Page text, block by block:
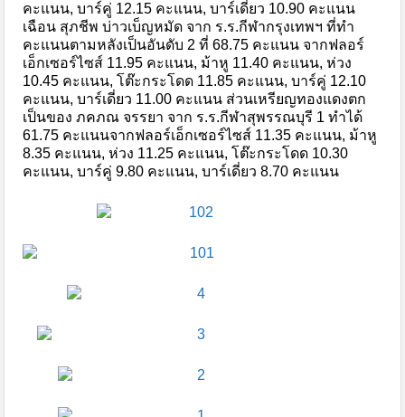
คะแนน, บาร์คู่ 12.15 คะแนน, บาร์เดี่ยว 10.90 คะแนน
เฉือน สุภชีพ บ่าวเบ็ญหมัด จาก ร.ร.กีฬากรุงเทพฯ ที่ทำ
คะแนนตามหลังเป็นอันดับ 2 ที่ 68.75 คะแนน จากฟลอร์
เอ็กเซอร์ไซส์ 11.95 คะแนน, ม้าหู 11.40 คะแนน, ห่วง
10.45 คะแนน, โต๊ะกระโดด 11.85 คะแนน, บาร์คู่ 12.10
คะแนน, บาร์เดี่ยว 11.00 คะแนน ส่วนเหรียญทองแดงตก
เป็นของ ภคภณ จรรยา จาก ร.ร.กีฬาสุพรรณบุรี 1 ทำได้
61.75 คะแนนจากฟลอร์เอ็กเซอร์ไซส์ 11.35 คะแนน, ม้าหู
8.35 คะแนน, ห่วง 11.25 คะแนน, โต๊ะกระโดด 10.30
คะแนน, บาร์คู่ 9.80 คะแนน, บาร์เดี่ยว 8.70 คะแนน